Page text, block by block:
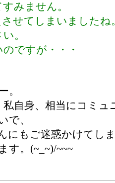
みません。
せてしまいましたね
。
ですが・・・
。
自身、相当にコミュ
で、
にもご迷惑かけてし
す。(~_~)/~~~